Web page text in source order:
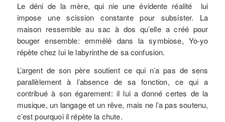
Le déni de la mère, qui nie une évidente réalité lui
impose une scission constante pour subsister. La
maison ressemble au sac à dos qu’elle a créé pour
bouger ensemble: emmêlé dans la symbiose, Yo-yo
répète chez lui le labyrinthe de sa confusion.
L’argent de son père soutient ce qui n’a pas de sens
parallèlement à l’absence de sa fonction, ce qui a
contribué à son égarement: il lui a donné certes de la
musique, un langage et un rêve, mais ne l’a pas soutenu,
c’est pourquoi il répète la chute.